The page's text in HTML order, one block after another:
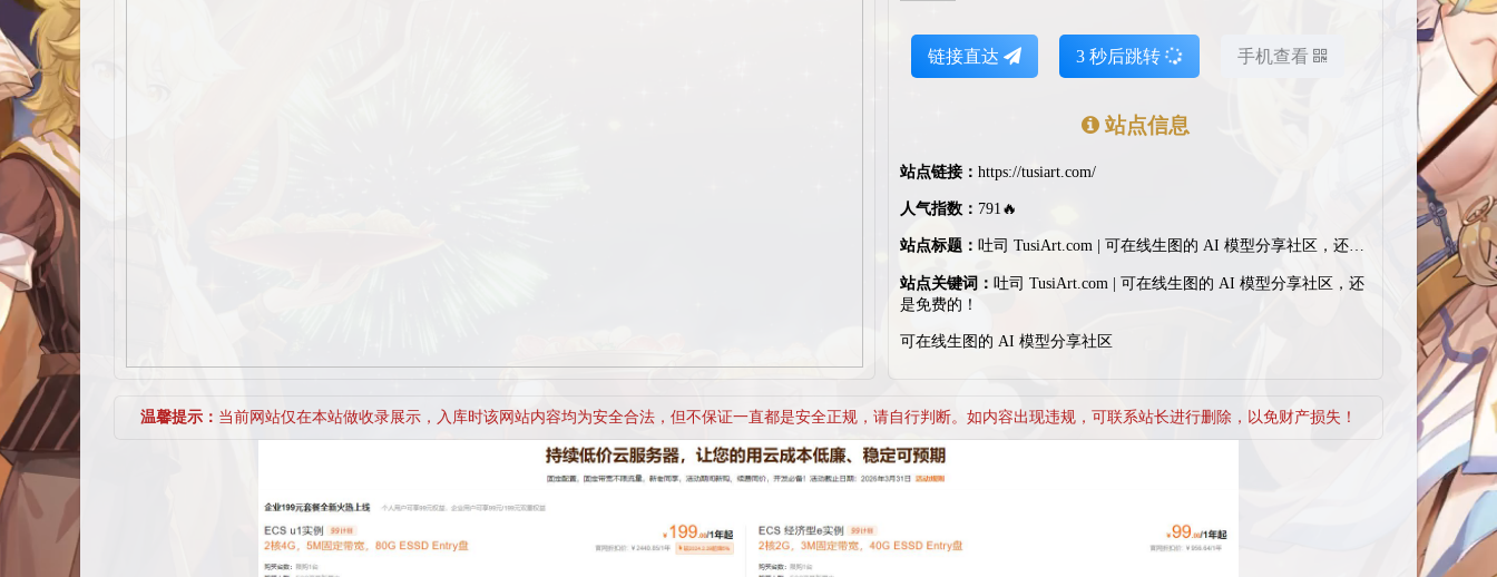
链接直达 2秒后跳转 手机查看
站点信息
站点链接：https://tusiart.com/
人气指数： 791🔥
站点标题：吐司 TusiArt.com | 可在线生图的 AI 模型分享社区，还是
站点关键词：吐司 TusiArt.com | 可在线生图的 AI 模型分享社区，还
是免费的！
可在线生图的 AI 模型分享社区
温馨提示： 当前网站仅在本站做收录展示，入库时该网站内容均为安全合法，但不保证一直都是安全正规，请自行判断。如内容出现违规，可联系站长进行删除，以免财产损失！